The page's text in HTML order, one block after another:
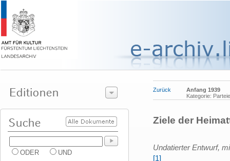
ODER UND
Zurück
Anfang 1939
Kategorie:
Ziele der
Undatierter Entwurf,
[1]